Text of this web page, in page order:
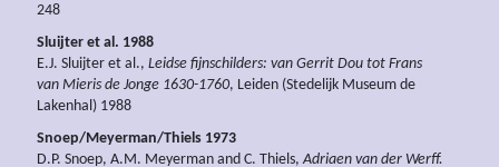
248
Sluijter et al. 1988
E.J. Sluijter et al., Leidse fijnschilders: van Gerrit Dou tot Frans
van Mieris de Jonge 1630-1760, Leiden (Stedelijk Museum de
Lakenhal) 1988
Snoep/Meyerman/Thiels 1973
D.P. Snoep, A.M. Meyerman and C. Thiels,Adriaen van der Werff.